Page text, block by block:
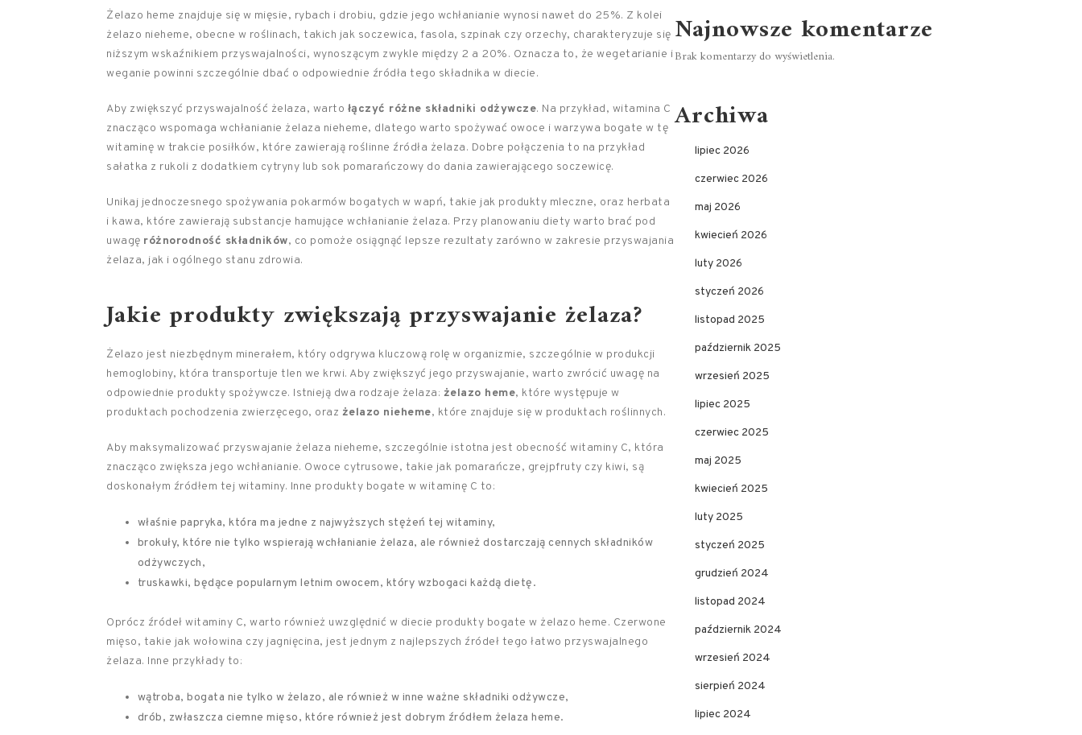
Żelazo heme znajduje się w mięsie, rybach i drobiu, gdzie jego wchłanianie wynosi nawet do 25%. Z kolei
żelazo nieheme, obecne w roślinach, takich jak soczewica, fasola, szpinak czy orzechy, charakteryzuje się
niższym wskaźnikiem przyswajalności, wynoszącym zwykle między 2 a 20%. Oznacza to, że wegetarianie i
weganie powinni szczególnie dbać o odpowiednie źródła tego składnika w diecie.
Aby zwiększyć przyswajalność żelaza, warto łączyć różne składniki odżywcze. Na przykład, witamina C
znacząco wspomaga wchłanianie żelaza nieheme, dlatego warto spożywać owoce i warzywa bogate w tę
witaminę w trakcie posiłków, które zawierają roślinne źródła żelaza. Dobre połączenia to na przykład
sałatka z rukoli z dodatkiem cytryny lub sok pomarańczowy do dania zawierającego soczewicę.
Unikaj jednoczesnego spożywania pokarmów bogatych w wapń, takie jak produkty mleczne, oraz herbata
i kawa, które zawierają substancje hamujące wchłanianie żelaza. Przy planowaniu diety warto brać pod
uwagę różnorodność składników, co pomoże osiągnąć lepsze rezultaty zarówno w zakresie przyswajania
żelaza, jak i ogólnego stanu zdrowia.
Jakie produkty zwiększają przyswajanie żelaza?
Żelazo jest niezbędnym minerałem, który odgrywa kluczową rolę w organizmie, szczególnie w produkcji
hemoglobiny, która transportuje tlen we krwi. Aby zwiększyć jego przyswajanie, warto zwrócić uwagę na
odpowiednie produkty spożywcze. Istnieją dwa rodzaje żelaza: żelazo heme, które występuje w
produktach pochodzenia zwierzęcego, oraz żelazo nieheme, które znajduje się w produktach roślinnych.
Aby maksymalizować przyswajanie żelaza nieheme, szczególnie istotna jest obecność witaminy C, która
znacząco zwiększa jego wchłanianie. Owoce cytrusowe, takie jak pomarańcze, grejpfruty czy kiwi, są
doskonałym źródłem tej witaminy. Inne produkty bogate w witaminę C to:
właśnie papryka, która ma jedne z najwyższych stężeń tej witaminy,
brokuły, które nie tylko wspierają wchłanianie żelaza, ale również dostarczają cennych składników
odżywczych,
truskawki, będące popularnym letnim owocem, który wzbogaci każdą dietę.
Oprócz źródeł witaminy C, warto również uwzględnić w diecie produkty bogate w żelazo heme. Czerwone
mięso, takie jak wołowina czy jagnięcina, jest jednym z najlepszych źródeł tego łatwo przyswajalnego
żelaza. Inne przykłady to:
wątroba, bogata nie tylko w żelazo, ale również w inne ważne składniki odżywcze,
drób, zwłaszcza ciemne mięso, które również jest dobrym źródłem żelaza heme.
Najnowsze komentarze
Brak komentarzy do wyświetlenia.
Archiwa
lipiec 2026
czerwiec 2026
maj 2026
kwiecień 2026
luty 2026
styczeń 2026
listopad 2025
październik 2025
wrzesień 2025
lipiec 2025
czerwiec 2025
maj 2025
kwiecień 2025
luty 2025
styczeń 2025
grudzień 2024
listopad 2024
październik 2024
wrzesień 2024
sierpień 2024
lipiec 2024